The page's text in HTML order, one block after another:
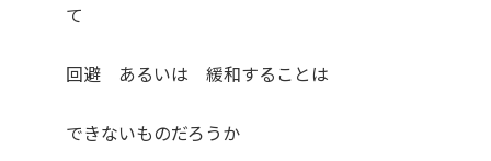
て
回避 あるいは 緩和することは
できないものだろうか